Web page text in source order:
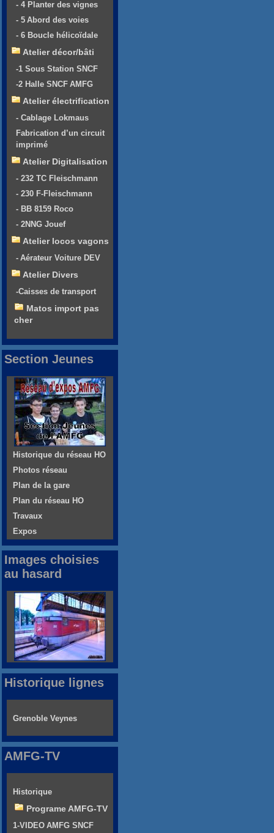
- 4 Planter des vignes
- 5 Abord des voies
- 6 Boucle hélicoïdale
Atelier décor/bâti
-1 Sous Station SNCF
-2 Halle SNCF AMFG
Atelier électrification
- Cablage Lokmaus
Fabrication d’un circuit
imprimé
Atelier Digitalisation
- 232 TC Fleischmann
- 230 F-Fleischmann
- BB 8159 Roco
- 2NNG Jouef
Atelier locos vagons
- Aérateur Voiture DEV
Atelier Divers
-Caisses de transport
Matos import pas
cher
Section Jeunes
Historique du réseau HO
Photos réseau
Plan de la gare
Plan du réseau HO
Travaux
Expos
Images choisies
au hasard
Historique lignes
Grenoble Veynes
AMFG-TV
Historique
Programe AMFG-TV
1-VIDEO AMFG SNCF